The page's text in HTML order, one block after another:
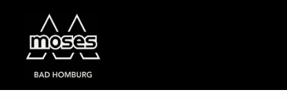
Zum
Inhalt
springen